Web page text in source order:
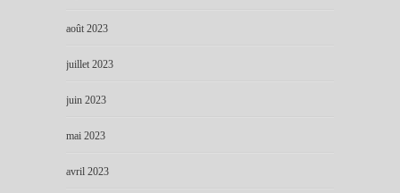
août 2023
juillet 2023
juin 2023
mai 2023
avril 2023